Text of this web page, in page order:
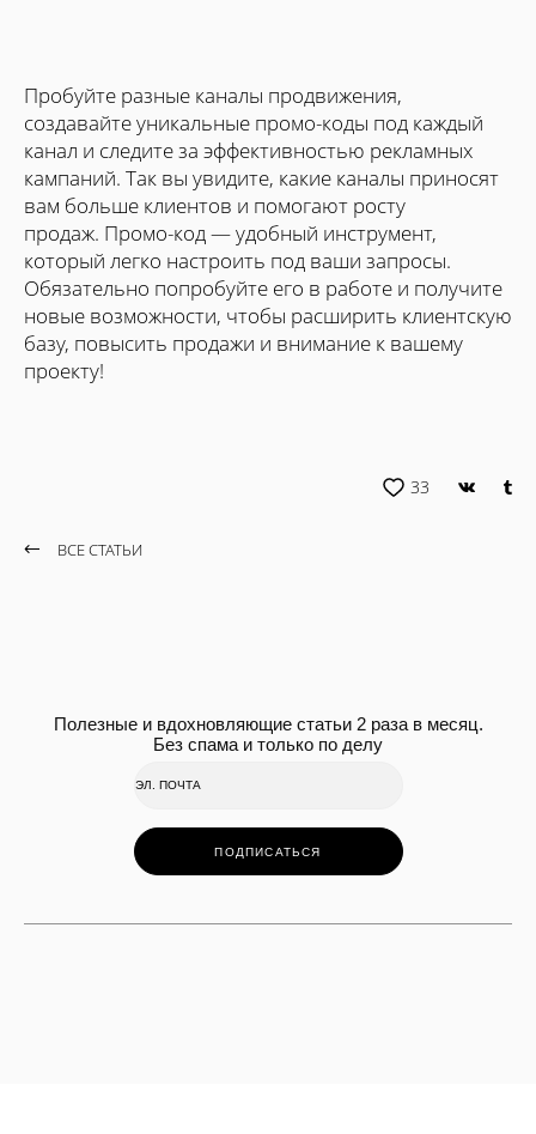
Пробуйте разные каналы продвижения,
создавайте уникальные промо-коды под каждый
канал и следите за эффективностью рекламных
кампаний. Так вы увидите, какие каналы приносят
вам больше клиентов и помогают росту
продаж. Промо-код — удобный инструмент,
который легко настроить под ваши запросы.
Обязательно попробуйте его в работе и получите
новые возможности, чтобы расширить клиентскую
базу, повысить продажи и внимание к вашему
проекту!
33
ВСЕ СТАТЬИ
Полезные и вдохновляющие статьи 2 раза в месяц.
Без спама и только по делу
ПОДПИСАТЬСЯ